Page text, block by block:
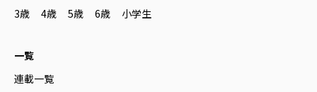
3歳
4歳 5歳 6歳 小学生
一覧
連載一覧